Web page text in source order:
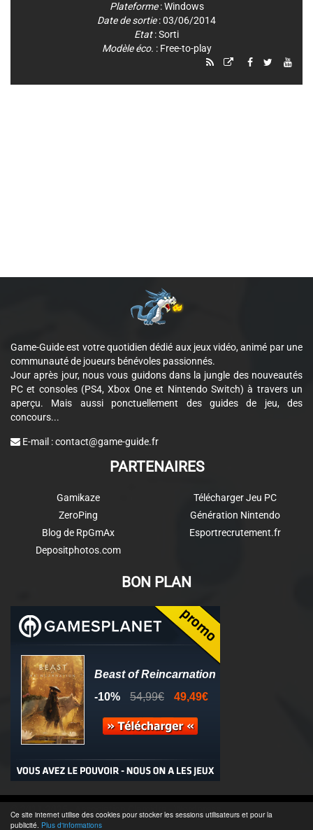
Ce site internet utilise des cookies pour stocker les sessions utilisateurs et pour la
publicité. Plus d'informations
Plateforme:Windows
Date de sortie: 03/06/2014
Etat: Sorti
Modèle éco. : Free-to-play
Game-Guide est votre quotidien dédié aux jeux vidéo, animé par une
communauté de joueurs bénévoles passionnés.
Jour après jour, nous vous guidons dans la jungle des nouveautés
PC et consoles (PS4, Xbox One et Nintendo Switch) à travers un
aperçu. Mais aussi ponctuellement des guides de jeu, des
concours...
E-mail :contact@game-guide.fr
PARTENAIRES
Gamikaze
ZeroPing
Blog de RpGmAx
Depositphotos.com
Télécharger Jeu PC
Génération Nintendo
Esportrecrutement.fr
BON PLAN